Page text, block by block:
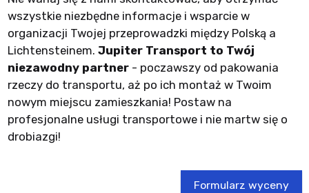
wszystkie niezbędne informacje i wsparcie w
organizacji Twojej przeprowadzki między Polską a
Lichtensteinem. Jupiter Transport to Twój
niezawodny partner- poczawszy od pakowania
rzeczy do transportu, aż po ich montaż w Twoim
nowym miejscu zamieszkania! Postaw na
profesjonalne usługi transportowe i nie martw się o
drobiazgi!
Formularz wyceny